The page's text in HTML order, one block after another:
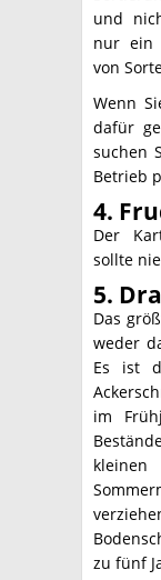
und
nur ein
von
Wenn
dafür
suchen
Betrieb
4.
Der
sollte
5.
Das
weder
Es ist
im
zu fünf